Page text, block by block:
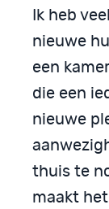
Ik heb
nieuwe
een
die een
nieuwe
thuis te
maakt